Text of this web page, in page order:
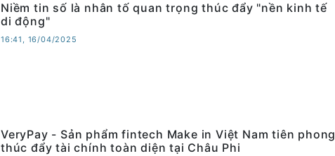
Niềm tin số là nhân tố quan trọng thúc đẩy "nền kinh tế
di động"
16:41, 16/04/2025
VeryPay - Sản phẩm fintech Make in Việt Nam tiên phong
thúc đẩy tài chính toàn diện tại Châu Phi